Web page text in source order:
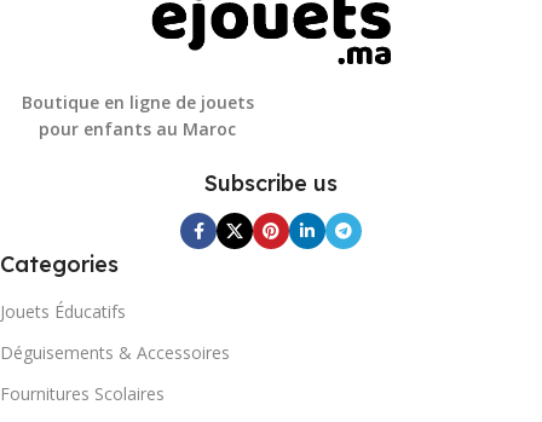
Boutique en ligne de jouets
pour enfants au Maroc
Subscribe us
Categories
Jouets Éducatifs
Déguisements & Accessoires
Fournitures Scolaires